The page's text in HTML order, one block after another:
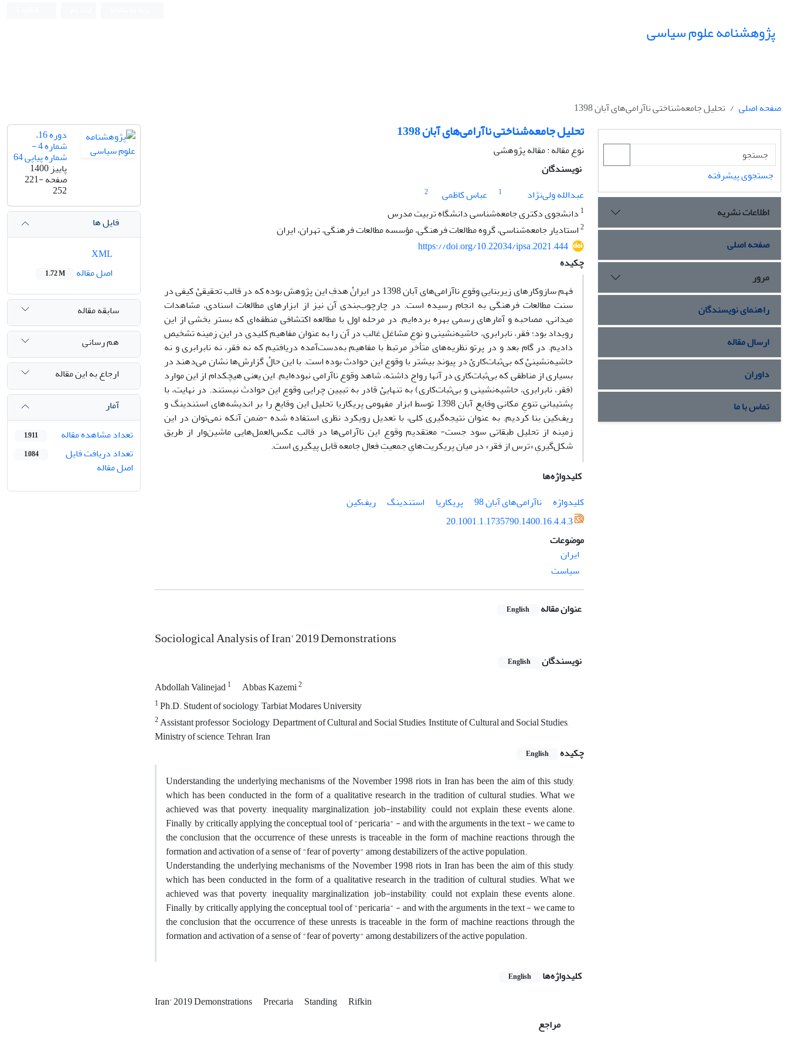
پژوهشنامه علوم سیاسی
صفحه اصلی تحلیل جامعه‌شناختی ناآرامی‌های آبان 1398
تحلیل جامعه‌شناختی ناآرامی‌های آبان 1398
نوع مقاله : مقاله پژوهشی
نویسندگان
عبدالله ولی‌نژاد
1 عباس کاظمی
2
1 دانشجوی دکتری جامعه‌شناسی دانشگاه تربیت مدرس
2استادیار جامعه‌شناسی، گروه مطالعات فرهنگی، مؤسسه مطالعات فرهنگی، تهران، ایران
https://doi.org/10.22034/ipsa.2021.444
چکیده
فهم سازوکارهای زیربناییِ وقوعِ ناآرامی‌های آبان 1398 در ایرانْ هدفِ این پژوهش بوده که در قالب تحقیقیْ کیفی در
سنت مطالعات فرهنگی به انجام رسیده است. در چارچوب‌بندی آن نیز از ابزارهای مطالعات اسنادی، مشاهدات
میدانی، مصاحبه و آمارهای رسمی بهره برده‌ایم. در مرحله اول با مطالعه اکتشافی منطقه‌ای که بستر بخشی از این
رویداد بود؛ فقر، نابرابری، حاشیه‌نشینی و نوعِ مشاغلِ غالب در آن را به عنوان مفاهیم کلیدی در این زمینه تشخیص
دادیم. در گام بعد و در پرتو نظریه‌های متأخرِ مرتبط با مفاهیم به‌دست‌آمده دریافتیم که نه فقر، نه نابرابری و نه
حاشیه‌نشینیْ که بی‌ثبات‌کاریْ در پیوندِ بیشتر با وقوع این حوادث بوده است. با این حالْ گزارش‌ها نشان می‌دهند در
بسیاری از مناطقی که بی‌ثبات‌کاری در آنها رواج داشته، شاهد وقوع ناآرامی نبوده‌ایم. این یعنی هیچکدام از این موارد
(فقر، نابرابری، حاشیه‌نشینی و بی‌ثبات‌کاری) به تنهاییْ قادر به تبیین چرایی وقوع این حوادث نیستند. در نهایت، با
پشتیبانیِ تنوعِ مکانیِ وقایع آبان 1398 توسط ابزار مفهومی پریکاریا تحلیل این وقایع را بر اندیشه‌های استندینگ و
ریف‌کین بنا کردیم. به عنوان نتیجه‌گیری کلی، با تعدیل رویکرد نظری استفاده شده -ضمن آنکه نمی‌توان در این
زمینه از تحلیل طبقاتی سود جست- معتقدیم وقوع این ناآرامی‌ها در قالب عکس‌العمل‌هایی ماشین‌وار از طریق
شکل‌گیریِ «ترس از فقر» در میان پریکریت‌هایِ جمعیتِ فعالِ جامعه قابل پیگیری است.
کلیدواژه‌ها
کلیدواژه
ناآرامی‌های آبان 98 پریکاریا استندینگ
ریف‌کین
20.1001.1.1735790.1400.16.4.4.3
موضوعات
ایران
سیاست
عنوان مقاله English
Sociological Analysis of Iran' 2019 Demonstrations
نویسندگان English
Abdollah Valinejad1 Abbas Kazemi2
1Ph.D. Student of sociology, Tarbiat Modares University
2Assistant professor, Sociology, Department of Cultural and Social Studies, Institute of Cultural and Social Studies,
Ministry of science, Tehran, Iran
چکیده
English
Understanding the underlying mechanisms of the November 1998 riots in Iran has been the aim of this study,
which has been conducted in the form of a qualitative research in the tradition of cultural studies. What we
achieved was that poverty, inequality marginalization, job-instability, could not explain these events alone.
Finally, by critically applying the conceptual tool of "pericaria" - and with the arguments in the text - we came to
the conclusion that the occurrence of these unrests is traceable in the form of machine reactions through the
formation and activation of a sense of "fear of poverty" among destabilizers of the active population.
Understanding the underlying mechanisms of the November 1998 riots in Iran has been the aim of this study,
which has been conducted in the form of a qualitative research in the tradition of cultural studies. What we
achieved was that poverty, inequality marginalization, job-instability, could not explain these events alone.
Finally, by critically applying the conceptual tool of "pericaria" - and with the arguments in the text - we came to
the conclusion that the occurrence of these unrests is traceable in the form of machine reactions through the
formation and activation of a sense of "fear of poverty" among destabilizers of the active population.
کلیدواژه‌ها English
Iran' 2019 Demonstrations Precaria Standing
Rifkin
مراجع
دوره 16،
شماره 4 -
شماره پیاپی 64
پاییز 1400
صفحه221-
252
فایل ها
اصل مقاله
1.72 M
سابقه مقاله
هم رسانی
ارجاع به این مقاله
آمار
تعداد مشاهده مقاله
1,911
تعداد دریافت فایل
اصل مقاله
1,084
جستجوی پیشرفته
اطلاعات نشریه
صفحه اصلی
مرور
راهنمای نویسندگان
ارسال مقاله
داوران
تماس با ما